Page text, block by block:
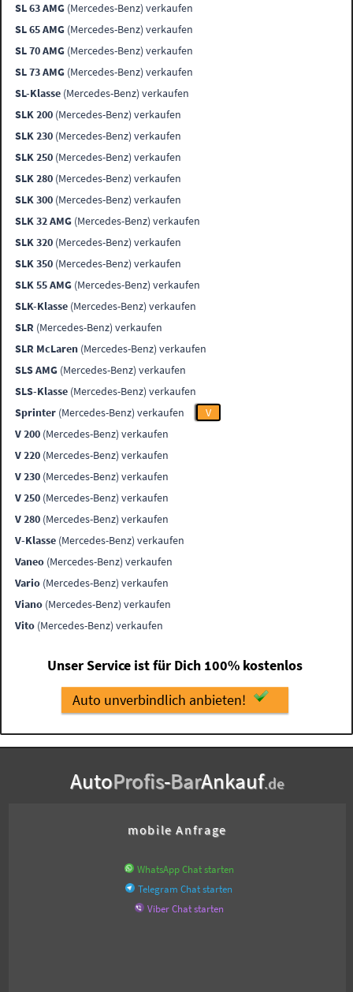
SL 63 AMG (Mercedes-Benz) verkaufen
SL 65 AMG (Mercedes-Benz) verkaufen
SL 70 AMG (Mercedes-Benz) verkaufen
SL 73 AMG (Mercedes-Benz) verkaufen
SL-Klasse (Mercedes-Benz) verkaufen
SLK 200 (Mercedes-Benz) verkaufen
SLK 230 (Mercedes-Benz) verkaufen
SLK 250 (Mercedes-Benz) verkaufen
SLK 280 (Mercedes-Benz) verkaufen
SLK 300 (Mercedes-Benz) verkaufen
SLK 32 AMG (Mercedes-Benz) verkaufen
SLK 320 (Mercedes-Benz) verkaufen
SLK 350 (Mercedes-Benz) verkaufen
SLK 55 AMG (Mercedes-Benz) verkaufen
SLK-Klasse (Mercedes-Benz) verkaufen
SLR (Mercedes-Benz) verkaufen
SLR McLaren (Mercedes-Benz) verkaufen
SLS AMG (Mercedes-Benz) verkaufen
SLS-Klasse (Mercedes-Benz) verkaufen
Sprinter (Mercedes-Benz) verkaufen
V
V 200 (Mercedes-Benz) verkaufen
V 220 (Mercedes-Benz) verkaufen
V 230 (Mercedes-Benz) verkaufen
V 250 (Mercedes-Benz) verkaufen
V 280 (Mercedes-Benz) verkaufen
V-Klasse (Mercedes-Benz) verkaufen
Vaneo (Mercedes-Benz) verkaufen
Vario (Mercedes-Benz) verkaufen
Viano (Mercedes-Benz) verkaufen
Vito (Mercedes-Benz) verkaufen
Unser Service ist für Dich 100% kostenlos
Auto unverbindlich anbieten!
AutoProfis-BarAnkauf.de
mobile Anfrage
WhatsApp Chat starten
Telegram Chat starten
Viber Chat starten